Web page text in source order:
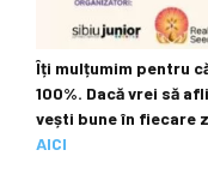
Îți mulțumim pentru
100%. Dacă vrei să
vești bune în fiecare
AICI